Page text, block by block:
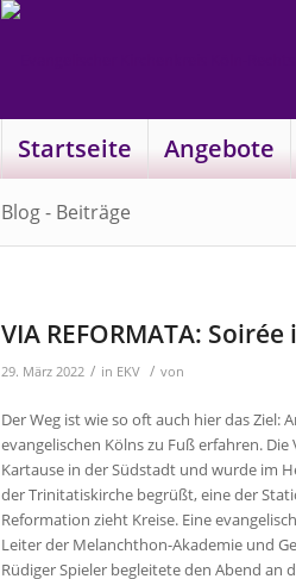
Startseite Angebote
Blog - Beiträge
VIA REFORMATA:
29. März 2022 / in EKV / von
Der Weg ist wie so oft auch hier das
evangelischen Kölns zu Fuß erfahren.
Kartause in der Südstadt und wurde im
der Trinitatiskirche begrüßt, eine der
Reformation zieht Kreise. Eine
Leiter der Melanchthon-Akademie und
Rüdiger Spieler begleitete den Abend an